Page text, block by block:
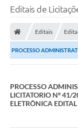
Licitações
Legislação
Previdência
Editais de
Editais
PROCESSO
41/2024 CONCORRÊNCIA
PROCESSO
LICITATORIO Nº 41/
ELETRÔNICA